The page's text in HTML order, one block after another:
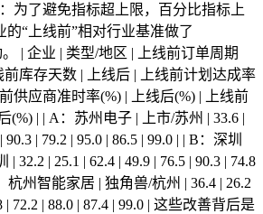
为了避免指标超上限，百分比指标上
的“上线前”相对行业基准做了
| 企业 | 类型/地区 | 上线前订单周期
前库存天数 | 上线后 | 上线前计划达成率
供应商准时率(%) | 上线后(%) | 上线前
(%) | | A：苏州电子 | 上市/苏州 | 33.6 |
90.3 | 79.2 | 95.0 | 86.5 | 99.0 | | B：深圳
32.2 | 25.1 | 62.4 | 49.9 | 76.5 | 90.3 | 74.8
杭州智能家居 | 独角兽/杭州 | 36.4 | 26.2
| 72.2 | 88.0 | 87.4 | 99.0 | 这些改善背后是